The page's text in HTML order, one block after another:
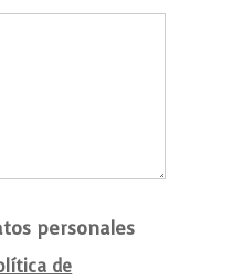
personales
de